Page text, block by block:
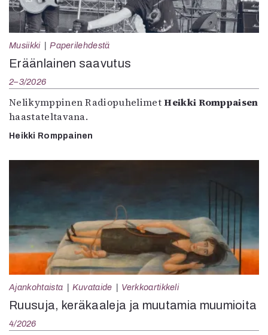
Musiikki Paperilehdestä
Eräänlainen saavutus
2–3/2026
Nelikymppinen RadiopuhelimetHeikki Romppaisen
haastateltavana.
Heikki Romppainen
Ajankohtaista Kuvataide Verkkoartikkeli
Ruusuja, keräkaaleja ja muutamia muumioita
4/2026